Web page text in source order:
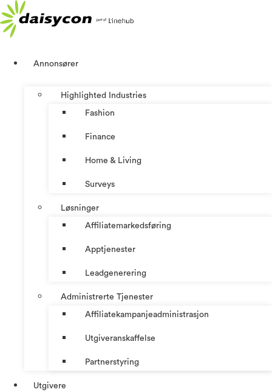
Skip
to
content
Annonsører
Highlighted Industries
Fashion
Finance
Home & Living
Surveys
Løsninger
Affiliatemarkedsføring
Apptjenester
Leadgenerering
Administrerte Tjenester
Affiliatekampanjeadministrasjon
Utgiveranskaffelse
Partnerstyring
Utgivere